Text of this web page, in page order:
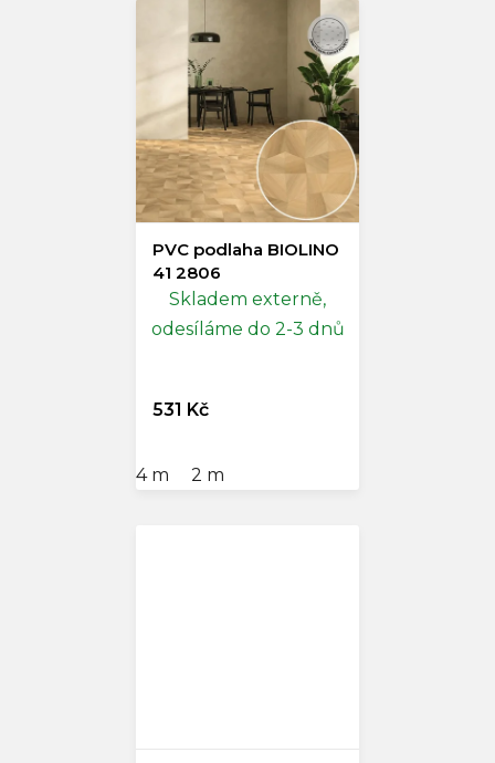
PVC podlaha BIOLINO
41 2806
Skladem externě,
odesíláme do 2-3 dnů
531 Kč
4 m 2 m